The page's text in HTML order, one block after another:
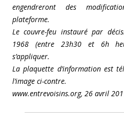
engendreront des
plateforme.
Le couvre-feu instauré par
1968 (entre 23h30 et 6h
s’appliquer.
La plaquette d’information est
l’image ci-contre.
www.entrevoisins.org, 26 avril